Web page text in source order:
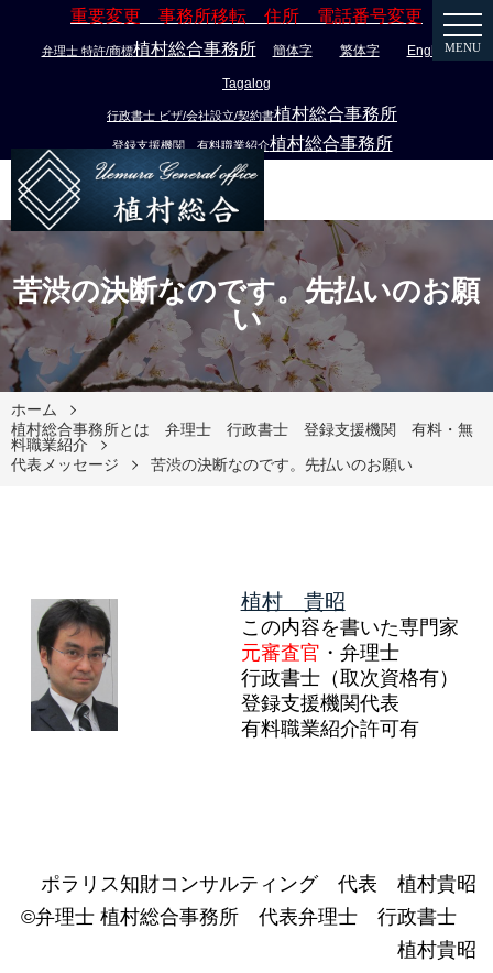
重要変更 事務所移転 住所 電話番号変更
弁理士 特許/商標植村総合事務所 簡体字 繁体字 English
Tagalog
行政書士 ビザ/会社設立/契約書植村総合事務所
登録支援機関 有料職業紹介植村総合事務所
MENU
苦渋の決断なのです。先払いのお願
い
ホーム
植村総合事務所とは 弁理士 行政書士 登録支援機関 有料・無
料職業紹介
代表メッセージ
苦渋の決断なのです。先払いのお願い
植村 貴昭
この内容を書いた専門家
元審査官 ・弁理士
行政書士（取次資格有）
登録支援機関代表
有料職業紹介許可有
ポラリス知財コンサルティング 代表 植村貴昭
©弁理士 植村総合事務所 代表弁理士 行政書士
植村貴昭